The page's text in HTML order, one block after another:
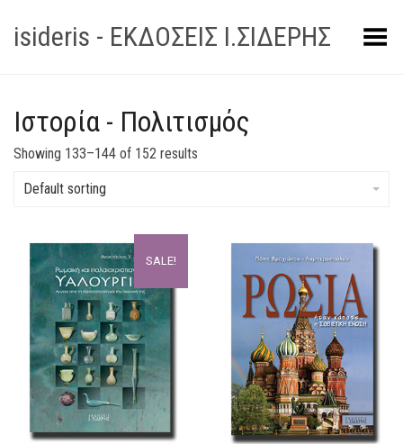
isideris - ΕΚΔΟΣΕΙΣ Ι.ΣΙΔΕΡΗΣToggle Menu
Ιστορία - Πολιτισμός
Showing 133–144 of 152 results
Default sorting
SALE!